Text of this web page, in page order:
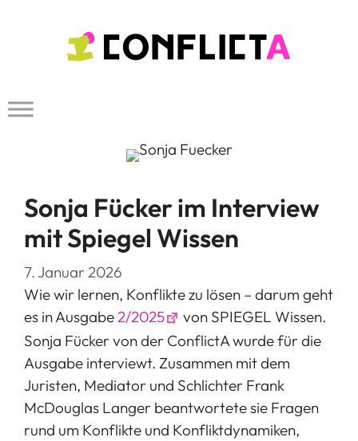
Sonja Fücker im Interview
mit Spiegel Wissen
7. Januar 2026
Wie wir lernen, Konflikte zu lösen – darum geht
es in Ausgabe2/2025
von SPIEGEL Wissen.
Sonja Fücker von der ConflictA wurde für die
Ausgabe interviewt. Zusammen mit dem
Juristen, Mediator und Schlichter Frank
McDouglas Langer beantwortete sie Fragen
rund um Konflikte und Konfliktdynamiken,